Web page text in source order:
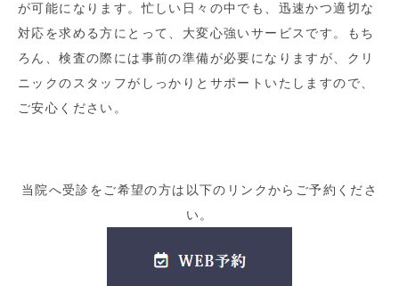
が可能になります。忙しい日々の中でも、迅速かつ適切な
対応を求める方にとって、大変心強いサービスです。もち
ろん、検査の際には事前の準備が必要になりますが、クリ
ニックのスタッフがしっかりとサポートいたしますので、
ご安心ください。
当院へ受診をご希望の方は以下のリンクからご予約くださ
い。